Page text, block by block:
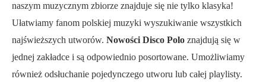
naszym muzycznym zbiorze znajduje się nie tylko klasyka!
Ułatwiamy fanom polskiej muzyki wyszukiwanie wszystkich
najświeższych utworów. Nowości Disco Polo znajdują się w
jednej zakładce i są odpowiednio posortowane. Umożliwiamy
również odsłuchanie pojedynczego utworu lub całej playlisty.